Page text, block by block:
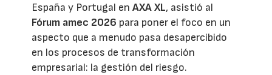
España y Portugal enAXA XL, asistió al
Fórum amec 2026 para poner el foco en un
aspecto que a menudo pasa desapercibido
en los procesos de transformación
empresarial: la gestión del riesgo.